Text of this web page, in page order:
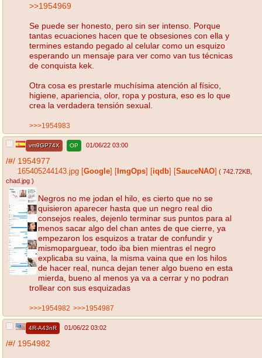
>>1954969
Se puede ser honesto, pero sin ser intenso. Porque
tantas ecuaciones hacen que te obsesiones con ella y
termines estando pegado al celular como un esquizo
esperando un mensaje para ver como van tus técnicas
de conquista kek.
Otra cosa es prestarle muchísima atención al físico,
higiene, apariencia, olor, ropa y postura, eso es lo que
crea la verdadera tensión sexual.
>>>1954983
vm9GP74X OP 01/06/22 03:00
/#/ 1954977
165405244143.jpg Google ImgOps iqdb SauceNAO ( 742.72KB
chad.jpg )
Negros no me jodan el hilo, es cierto que no se
quisieron aparecer hasta que un negro real dio
consejos reales, dejenlo terminar sus puntos para al
menos sacar algo del chan antes de que cierre, ya
empezaron los esquizos a tratar de confundir y
mismoparguear, todo iba bien mientras el negro
explicaba su vaina, la misma vaina que en los hilos
de hacer real, nunca dejan tener algo bueno en esta
mierda, bueno al menos ya va a cerrar y no podran
trollear con sus esquizadas
>>>1954982 >>>1954987
4R-A43nR 01/06/22 03:02
/#/ 1954982